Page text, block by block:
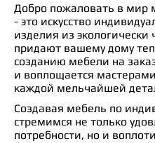
Добро пожаловать в мир
- это искусство
изделия из
придают вашему дому
созданию мебели на
и воплощается
каждой мельчайшей
Создавая мебель по
стремимся не только
потребности, но и